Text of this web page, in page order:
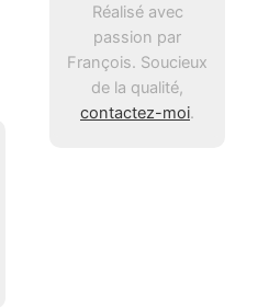
Réalisé avec
passion par
François. Soucieux
de la qualité,
contactez-moi.